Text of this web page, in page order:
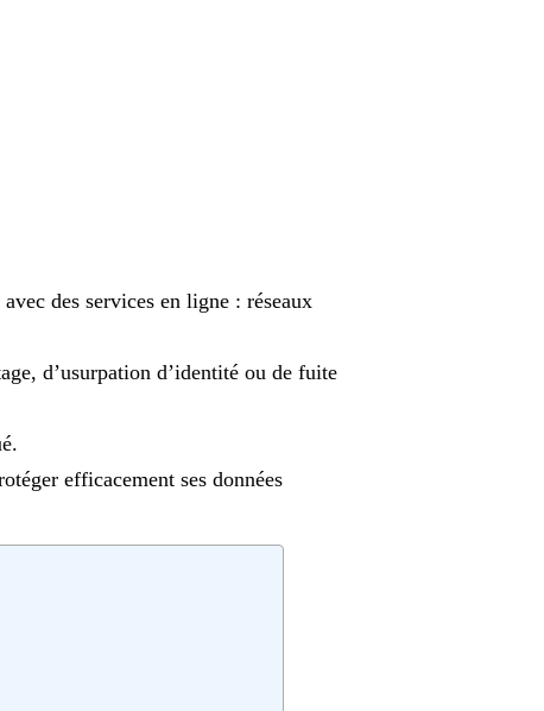
des services en ligne : réseaux
d’usurpation d’identité ou de fuite
efficacement ses données